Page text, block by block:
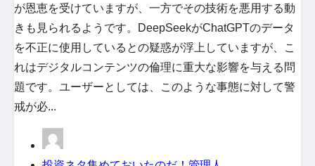
が恩恵を受けていますが、一方でその技術を悪用する動
きも見られるようです。DeepSeekがChatGPTのデータ
を不正に使用しているとの疑惑が浮上していますが、こ
れはデジタルコンテンツの倫理に重大な影響を与える問
題です。ユーザーとしては、このような事態に対して警
戒が必...